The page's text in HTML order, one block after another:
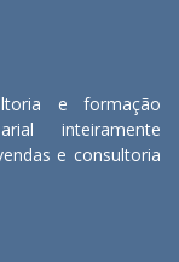
e formação
inteiramente
e consultoria